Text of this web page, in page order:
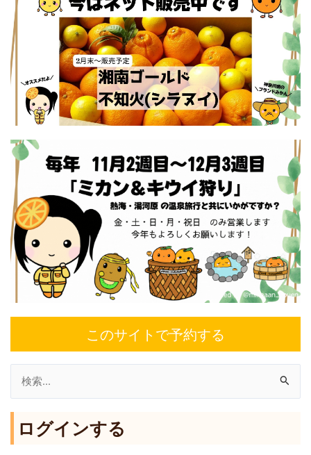
このサイトで予約する
索
象
ログインする